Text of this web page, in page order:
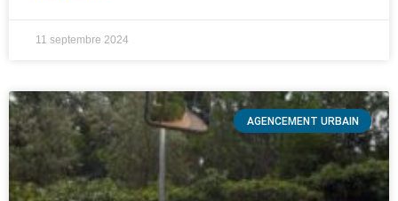
11 septembre 2024
AGENCEMENT URBAIN